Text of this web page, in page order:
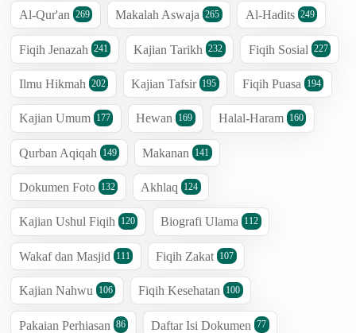
Al-Qur'an 269 Makalah Aswaja 265 Al-Hadits 249
Fiqih Jenazah 241 Kajian Tarikh 232 Fiqih Sosial 227
Ilmu Hikmah 202 Kajian Tafsir 195 Fiqih Puasa 194
Kajian Umum 177 Hewan 169 Halal-Haram 160
Qurban Aqiqah 149 Makanan 141
Dokumen Foto 132 Akhlaq 124
Kajian Ushul Fiqih 120 Biografi Ulama 112
Wakaf dan Masjid 111 Fiqih Zakat 107
Kajian Nahwu 106 Fiqih Kesehatan 100
Pakaian Perhiasan 86 Daftar Isi Dokumen 77